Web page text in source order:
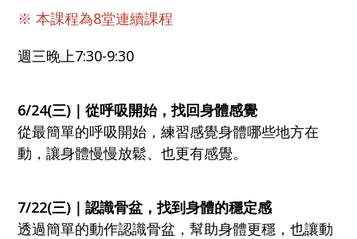
※ 本課程為8堂連續課程
週三晚上7:30-9:30
6/24(三)｜從呼吸開始，找回身體感覺
從最簡單的呼吸開始，練習感覺身體哪些地方在
動，讓身體慢慢放鬆、也更有感覺。
7/22(三)｜認識骨盆，找到身體的穩定感
透過簡單的動作認識骨盆，幫助身體更穩，也讓動